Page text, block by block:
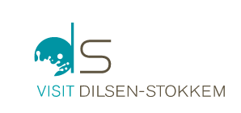
Naar inhoud
Waarmee kunnen we jou helpen?